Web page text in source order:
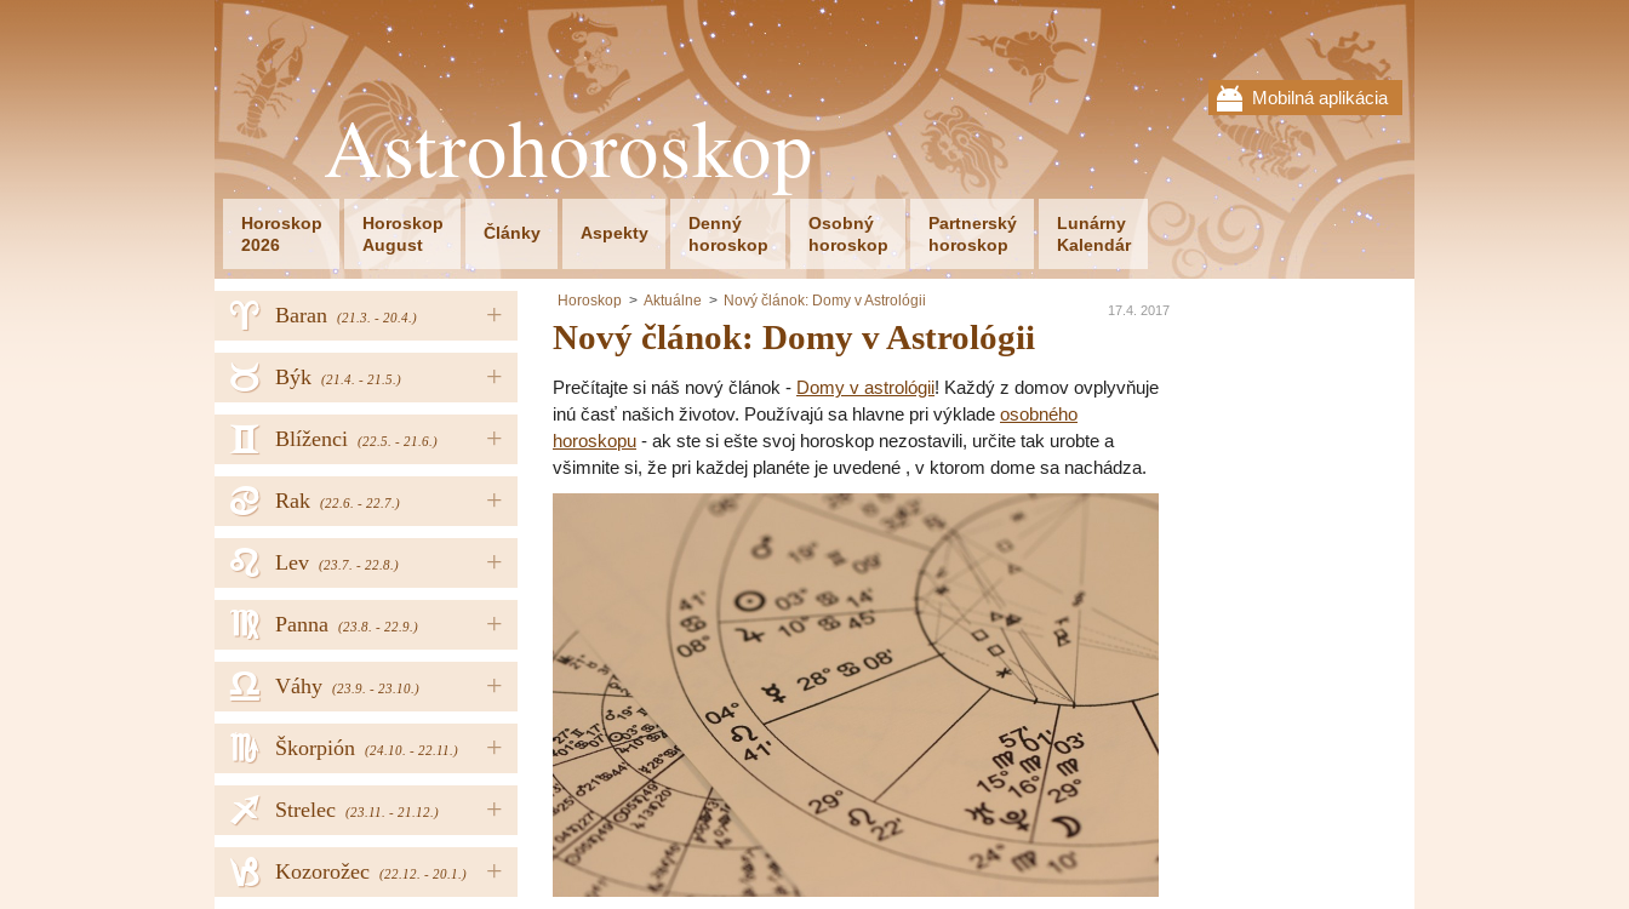
Mobilná aplikácia
Astrohoroskop
Horoskop
2026
Horoskop
August
Články Aspekty
Denný
horoskop
Osobný
horoskop
Partnerský
horoskop
Lunárny
Kalendár
+
Baran (21.3. - 20.4.)
a
+
Býk (21.4. - 21.5.)
b
+
Blíženci (22.5. - 21.6.)
c
+
Rak (22.6. - 22.7.)
d
+
Lev (23.7. - 22.8.)
e
+
Panna (23.8. - 22.9.)
f
+
Váhy (23.9. - 23.10.)
g
+
Škorpión (24.10. - 22.11.)
h
+
Strelec (23.11. - 21.12.)
i
+
Kozorožec (22.12. - 20.1.)
j
Horoskop Aktuálne Nový článok: Domy v Astrológii
17.4. 2017
Nový článok: Domy v Astrológii
Prečítajte si náš nový článok - Domy v astrológii! Každý z domov ovplyvňuje
inú časť našich životov. Používajú sa hlavne pri výklade osobného
horoskopu - ak ste si ešte svoj horoskop nezostavili, určite tak urobte a
všimnite si, že pri každej planéte je uvedené , v ktorom dome sa nachádza.